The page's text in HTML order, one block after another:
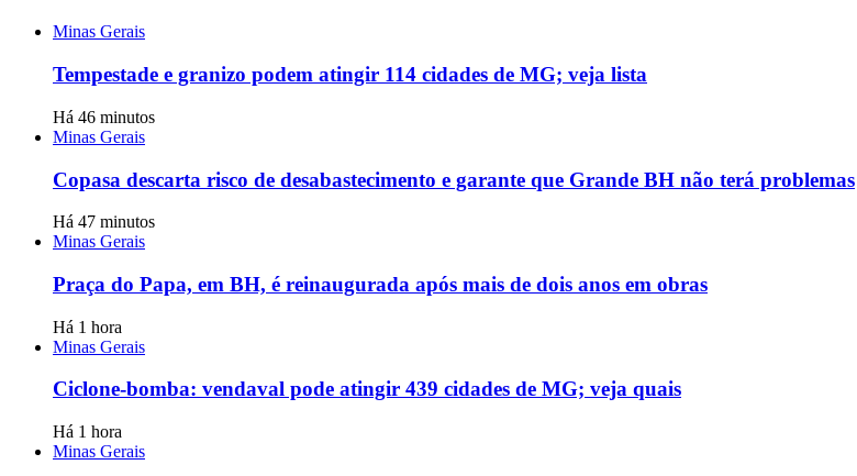
Minas Gerais
Tempestade e granizo podem atingir 114 cidades de MG; veja lista
Há 46 minutos
Minas Gerais
Copasa descarta risco de desabastecimento e garante que Grande BH não terá problemas
Há 47 minutos
Minas Gerais
Praça do Papa, em BH, é reinaugurada após mais de dois anos em obras
Há 1 hora
Minas Gerais
Ciclone-bomba: vendaval pode atingir 439 cidades de MG; veja quais
Há 1 hora
Minas Gerais